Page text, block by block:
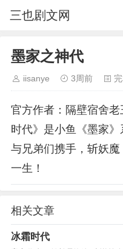
三也剧文网
墨家之神代
iisanye 3周前
官方作者：隔壁宿舍
时代》是小鱼《墨家
与兄弟们携手，斩妖
一生！
相关文章
冰霜时代